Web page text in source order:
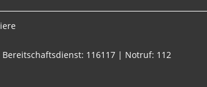
116117 | Notruf: 112